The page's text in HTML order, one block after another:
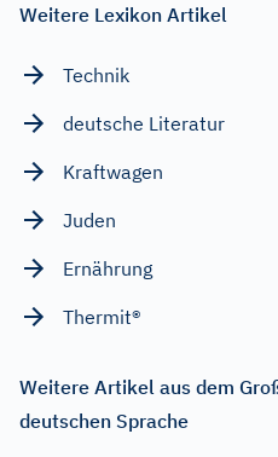
Weitere Lexikon Artikel
Technik
deutsche Literatur
Kraftwagen
Juden
Ernährung
Thermit®
Weitere Artikel aus dem
deutschen Sprache